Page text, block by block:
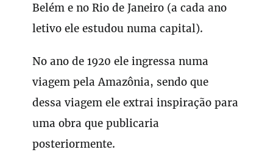
Belém e no Rio de Janeiro (a cada ano
letivo ele estudou numa capital).
No ano de 1920 ele ingressa numa
viagem pela Amazônia, sendo que
dessa viagem ele extrai inspiração para
uma obra que publicaria
posteriormente.